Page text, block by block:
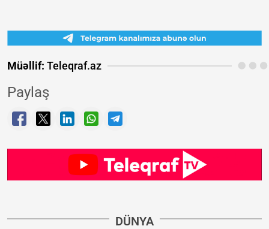
Müəllif: Teleqraf.az
Paylaş
DÜNYA